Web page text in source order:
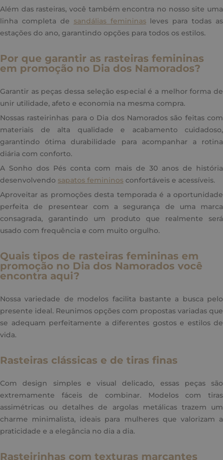
Além das rasteiras, você também encontra no nosso site uma
linha completa de sandálias femininasleves para todas as
estações do ano, garantindo opções para todos os estilos.
Por que garantir as rasteiras femininas
em promoção no Dia dos Namorados?
Garantir as peças dessa seleção especial é a melhor forma de
unir utilidade, afeto e economia na mesma compra.
Nossas rasteirinhas para o Dia dos Namorados são feitas com
materiais de alta qualidade e acabamento cuidadoso,
garantindo ótima durabilidade para acompanhar a rotina
diária com conforto.
A Sonho dos Pés conta com mais de 30 anos de história
desenvolvendo sapatos femininos confortáveis e acessíveis.
Aproveitar as promoções desta temporada é a oportunidade
perfeita de presentear com a segurança de uma marca
consagrada, garantindo um produto que realmente será
usado com frequência e com muito orgulho.
Quais tipos de rasteiras femininas em
promoção no Dia dos Namorados você
encontra aqui?
Nossa variedade de modelos facilita bastante a busca pelo
presente ideal. Reunimos opções com propostas variadas que
se adequam perfeitamente a diferentes gostos e estilos de
vida.
Rasteiras clássicas e de tiras finas
Com design simples e visual delicado, essas peças são
extremamente fáceis de combinar. Modelos com tiras
assimétricas ou detalhes de argolas metálicas trazem um
charme minimalista, ideais para mulheres que valorizam a
praticidade e a elegância no dia a dia.
Rasteirinhas com texturas marcantes